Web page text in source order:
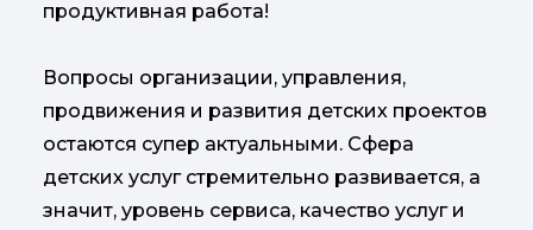
продуктивная работа!
Вопросы организации, управления,
продвижения и развития детских проектов
остаются супер актуальными. Сфера
детских услуг стремительно развивается, а
значит, уровень сервиса, качество услуг и